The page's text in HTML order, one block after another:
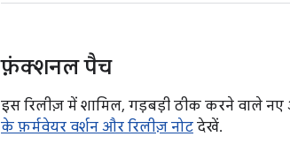
फ़ंक्शनल पैच
इस रिलीज़ में शामिल, गड़बड़ी ठीक करने वाले
के फ़र्मवेयर वर्शन और रिलीज़ नोट देखें.